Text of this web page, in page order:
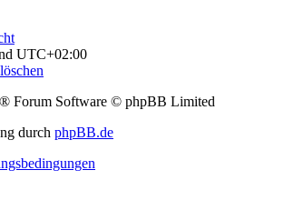
UTC+02:00
® Forum Software © phpBB Limited
durch phpBB.de